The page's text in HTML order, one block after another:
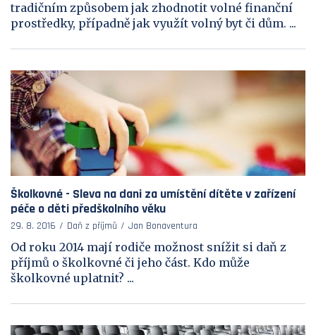
tradičním způsobem jak zhodnotit volné finanční
prostředky, případně jak využít volný byt či dům. ...
Školkovné - Sleva na dani za umístění dítěte v zařízení
péče o děti předškolního věku
29. 8. 2016 Daň z příjmů Jan Bonaventura
Od roku 2014 mají rodiče možnost snížit si daň z
příjmů o školkovné či jeho část. Kdo může
školkovné uplatnit? ...